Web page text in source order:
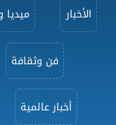
الأخبار
فن وثقافة
أخبار عالمية